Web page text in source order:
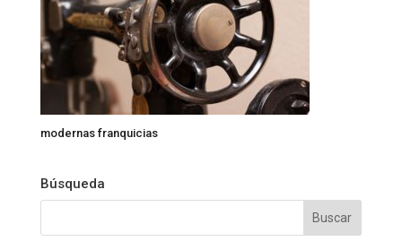
modernas franquicias
Búsqueda